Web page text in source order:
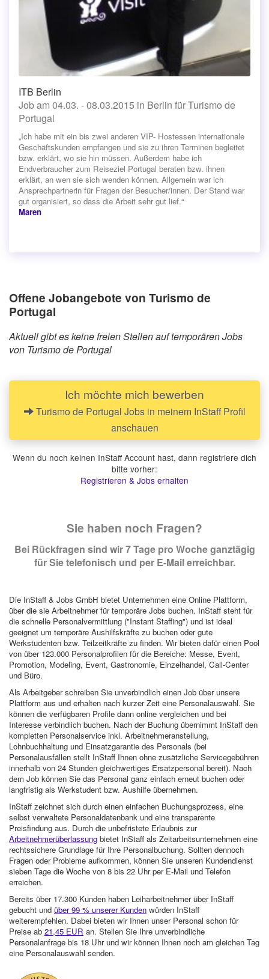
ITB Berlin
Job am 04.03. - 08.03.2015 in Berlin für Turismo de
Portugal
„Ich habe mit ein bis zwei anderen VIP- Hostessen internationale
Geschäftskunden empfangen und sie zu ihren Terminen begleitet
bzw. erklärt, wo sie hin müssen. Außerdem habe ich
Endverbraucher zum Reiseziel Portugal beraten bzw. ihnen
erklärt, an wen sie sich wenden können. Allgemein war ich
Ansprechpartnerin für Fragen der Besucher/innen. Der Stand war
gut organisiert, so dass die Arbeit sehr gut lief.“
Maren
Offene Jobangebote von Turismo de
Portugal
Aktuell gibt es keine freien Stellen auf temporären Jobs
von Turismo de Portugal
Ich möchte mich bewerben
Turismo de Portugal Jobs in meinem InStaff Profil
anschauen
Wenn du noch keinen InStaff Account hast, dann registriere dich
bitte vorher:
Registrieren & Jobs erhalten
Sie haben noch Fragen?
Bei Rückfragen sind wir 7 Tage pro Woche ganztägig
für Sie telefonisch und per E-Mail erreichbar.
Die InStaff & Jobs GmbH bietet Unternehmen eine Online Plattform,
über die sie Arbeitnehmer für temporäre Jobs buchen. InStaff steht für
die schnelle Personalvermittlung ("Instant Staffing") und ist ideal
geeignet um temporäre Aushilfskräfte zu buchen oder gute
Werkstudenten bzw. Teilzeitkräfte zu finden. Wir bieten dafür einen Pool
von über 123.000 Personalprofilen für die Bereiche: Messe, Event,
Promotion, Modeling, Event, Gastronomie, Einzelhandel, Call-Center
und Büro.
Als Arbeitgeber schreiben Sie unverbindlich einen Job über unsere
Plattform aus und erhalten nach kurzer Zeit eine Personalauswahl. Sie
können die verfügbaren Profile dann online vergleichen und bei
Interesse verbindlich buchen. Nach der Buchung übernimmt InStaff den
kompletten Personalservice inkl. Arbeitnehmeranstellung,
Lohnbuchhaltung und Einsatzgarantie des Personals (bei
Personalausfällen stellt InStaff Ihnen ohne zusätzliche Servicegebühren
innerhalb von 24 Stunden gleichwertiges Ersatzpersonal bereit). Nach
dem Job können Sie das Personal ganz einfach erneut buchen oder
langfristig als Werkstudent bzw. Aushilfe übernehmen.
InStaff zeichnet sich durch einen einfachen Buchungsprozess, eine
selbst verwaltete Personaldatenbank und eine transparente
Preisfindung aus. Durch die unbefristete Erlaubnis zur
Arbeitnehmerüberlassung bietet InStaff als Zeitarbeitsunternehmen eine
rechtssichere Grundlage für Ihre Personalbuchung. Sollten dennoch
Fragen oder Probleme aufkommen, können Sie unseren Kundendienst
sieben Tage die Woche von 8 bis 22 Uhr per E-Mail und Telefon
erreichen.
Bereits über 17.300 Kunden haben Leiharbeitnehmer über InStaff
gebucht und über 99 % unserer Kunden würden InStaff
weiterempfehlen. Dabei bieten wir Ihnen unser Personal schon für
Preise ab 21,45 EUR an. Stellen Sie Ihre unverbindliche
Personalanfrage bis 18 Uhr und wir können Ihnen noch am gleichen Tag
eine Personalauswahl senden.